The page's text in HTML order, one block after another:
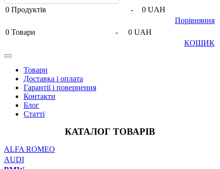
0 Продуктів -
0 UAH
Порівняння
0 Товари -
0 UAH
КОШИК
Товари
Доставка і оплата
Гарантії і повернення
Контакти
Блог
Статті
КАТАЛОГ ТОВАРІВ
ALFA ROMEO
AUDI